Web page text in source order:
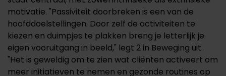
motivatie. "Passiviteit doorbreken is een van de
hoofddoelstellingen. Door zelf de activiteiten te
kiezen en duimpjes te plakken breng je letterlijk je
eigen vooruitgang in beeld," legt 2 in Beweging uit.
"Het is geweldig om te zien wat cliënten activeert om
meer initiatieven te nemen en gezonde routines op